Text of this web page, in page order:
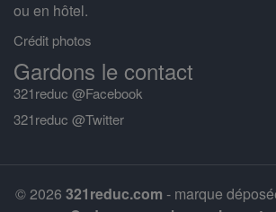
ou en hôtel.
Crédit photos
Gardons le contact
321reduc @Facebook
321reduc @Twitter
© 2026 321reduc.com - marque